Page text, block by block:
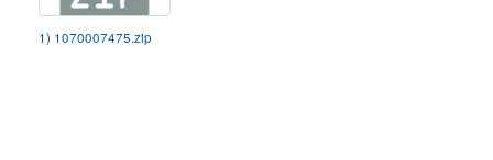
1) 1070007475.zip